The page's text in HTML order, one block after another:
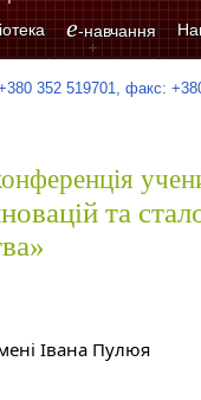
e-навчання
352 519701, факс:
та
Івана Пулюя